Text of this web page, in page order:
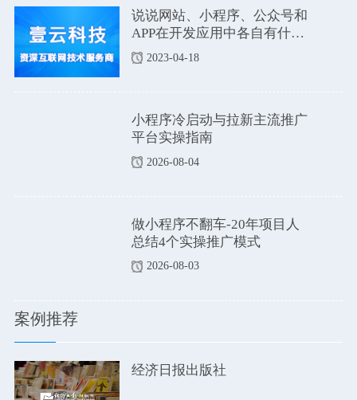
说说网站、小程序、公众号和
APP在开发应用中各自有什么
优点和缺点吗？
2023-04-18
小程序冷启动与拉新主流推广
平台实操指南
2026-08-04
做小程序不翻车-20年项目人
总结4个实操推广模式
2026-08-03
案例推荐
经济日报出版社